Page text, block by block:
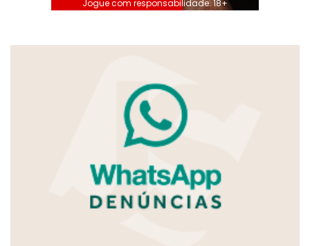
Jogue com responsabilidade. 18+